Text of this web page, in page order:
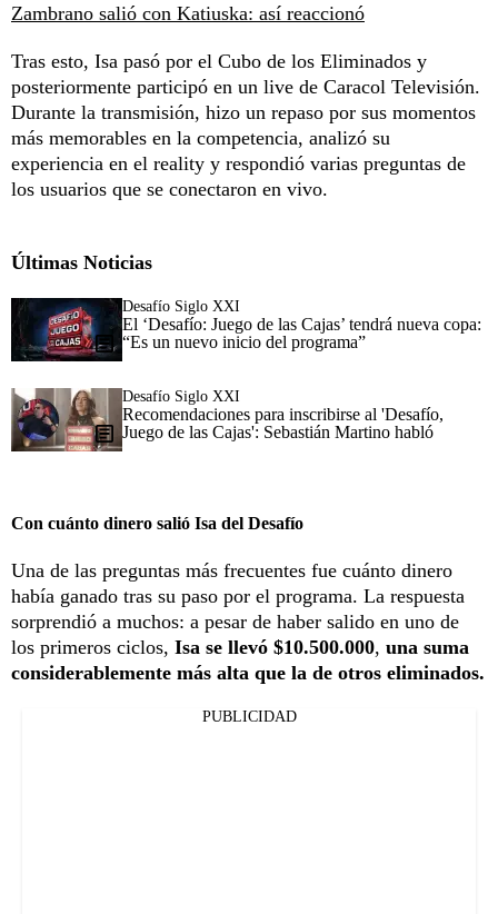
Zambrano salió con Katiuska: así reaccionó
Tras esto, Isa pasó por el Cubo de los Eliminados y
posteriormente participó en un live de Caracol Televisión.
Durante la transmisión, hizo un repaso por sus momentos
más memorables en la competencia, analizó su
experiencia en el reality y respondió varias preguntas de
los usuarios que se conectaron en vivo.
Últimas Noticias
Desafío Siglo XXI
El ‘Desafío: Juego de las Cajas’ tendrá nueva copa:
“Es un nuevo inicio del programa”
Desafío Siglo XXI
Recomendaciones para inscribirse al 'Desafío,
Juego de las Cajas': Sebastián Martino habló
Con cuánto dinero salió Isa del Desafío
Una de las preguntas más frecuentes fue cuánto dinero
había ganado tras su paso por el programa. La respuesta
sorprendió a muchos: a pesar de haber salido en uno de
los primeros ciclos, Isa se llevó $10.500.000, una suma
considerablemente más alta que la de otros eliminados.
PUBLICIDAD